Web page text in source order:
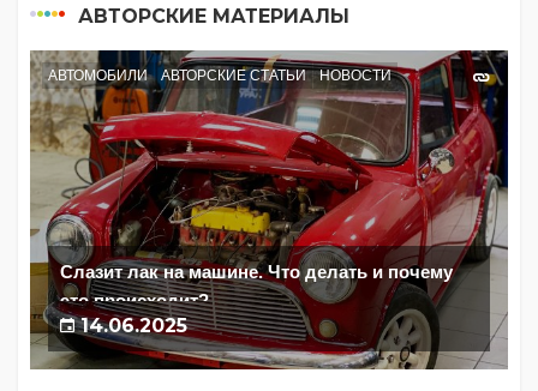
АВТОРСКИЕ МАТЕРИАЛЫ
АВТОМОБИЛИ АВТОРСКИЕ СТАТЬИ НОВОСТИ
Слазит лак на машине. Что делать и почему
это происходит?
14.06.2025